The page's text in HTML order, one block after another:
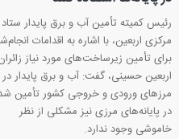
رئیس كمیته تأمین آب و برق پایدار ستاد
مركزی اربعین، با اشاره به اقدامات
برای تأمین زیرساخت‌های مورد نیاز
اربعین حسینی، گفت: آب و برق پایدار در
مرزهای ورودی و خروجی كشور تأمین
در پایانه‌های مرزی نیز مشكلی از نظر
خاموشی وجود ندارد.